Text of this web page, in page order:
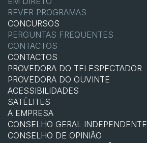
REVER PROGRAMAS
CONCURSOS
PERGUNTAS FREQUENTES
CONTACTOS
CONTACTOS
PROVEDORA DO TELESPECTADOR
PROVEDORA DO OUVINTE
ACESSIBILIDADES
SATÉLITES
A EMPRESA
CONSELHO GERAL INDEPENDENTE
CONSELHO DE OPINIÃO